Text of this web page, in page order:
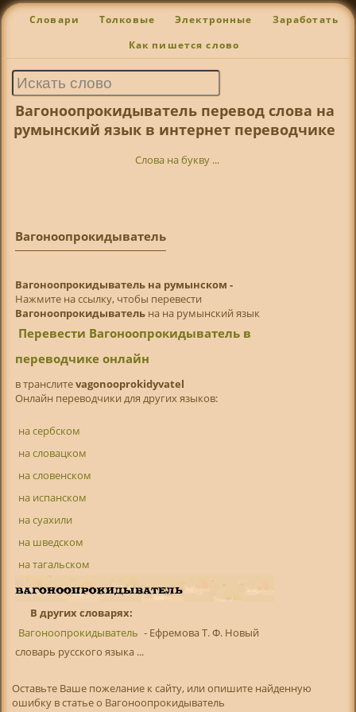
Словари Толковые Электронные Заработать
Как пишется слово
Вагоноопрокидыватель перевод слова на
румынский язык в интернет переводчике
Слова на букву ...
Вагоноопрокидыватель
Вагоноопрокидыватель на румынском -
Нажмите на ссылку, чтобы перевести
Вагоноопрокидывательна на румынский язык
Перевести Вагоноопрокидыватель в
переводчике онлайн
в транслитevagonooprokidyvatel
Онлайн переводчики для других языков:
на сербском
на словацком
на словенском
на испанском
на суахили
на шведском
на тагальском
В других словарях:
Вагоноопрокидыватель - Ефремова Т. Ф. Новый
словарь русского языка ...
Оставьте Ваше пожелание к сайту, или опишите найденную
ошибку в статье о Вагоноопрокидыватель